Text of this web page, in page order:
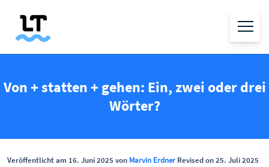
Von + statten + gehen: Ein, zwei oder drei
Wörter?
Veröffentlicht am 16. Juni 2025 von Marvin Erdner Revised on 25. Juli 2025